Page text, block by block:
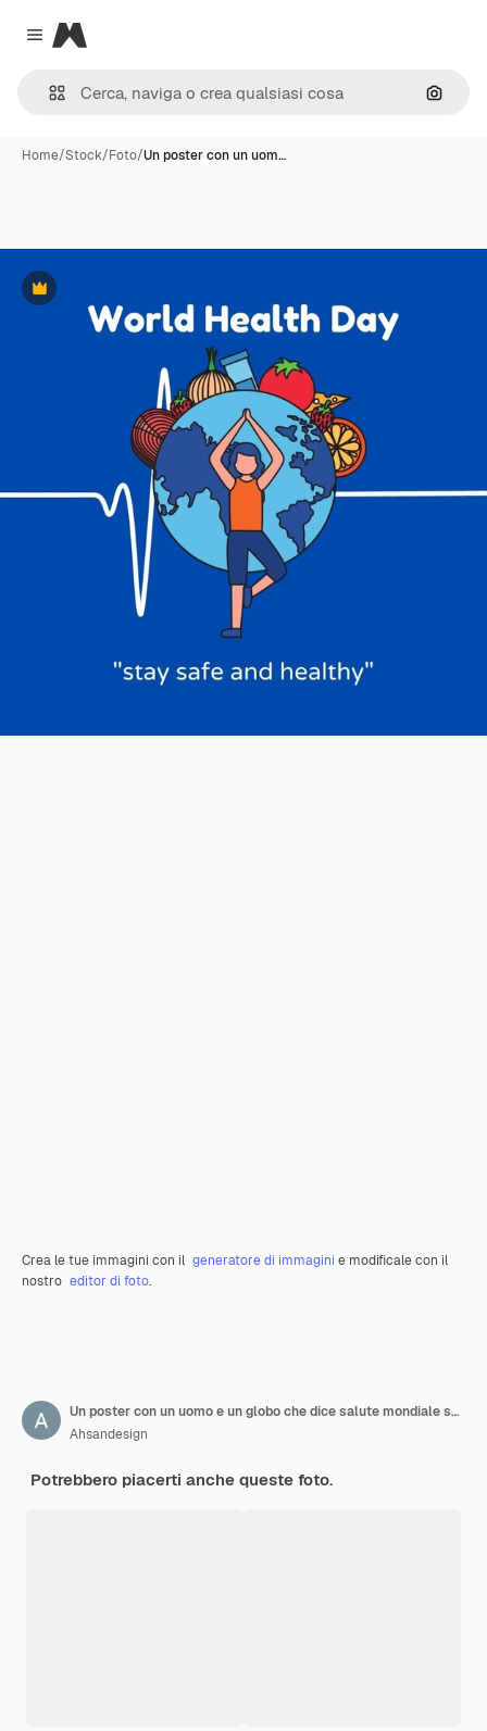
Close menu
Magnific
Cerca
Home/Stock/Foto/Un poster con un uom…
Premium
Crea le tue immagini con il generatore di immagini e modificale con il
nostro editor di foto.
Un poster con un uomo e un globo che dice salute mondiale salute salute e salute salute
Ahsandesign
Potrebbero piacerti anche queste foto.